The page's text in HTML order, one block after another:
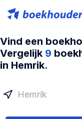
Vind een
Vergelijk 9
in Hemrik.